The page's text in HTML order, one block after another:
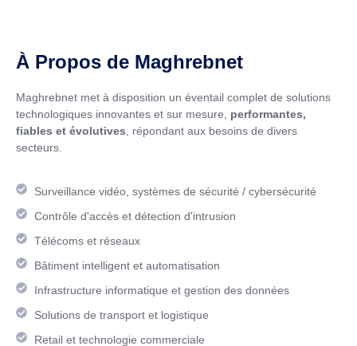
À Propos de Maghrebnet
Maghrebnet met à disposition un éventail complet de solutions
technologiques innovantes et sur mesure, performantes,
fiables et évolutives , répondant aux besoins de divers
secteurs.
Surveillance vidéo, systèmes de sécurité / cybersécurité
Contrôle d'accès et détection d'intrusion
Télécoms et réseaux
Bâtiment intelligent et automatisation
Infrastructure informatique et gestion des données
Solutions de transport et logistique
Retail et technologie commerciale